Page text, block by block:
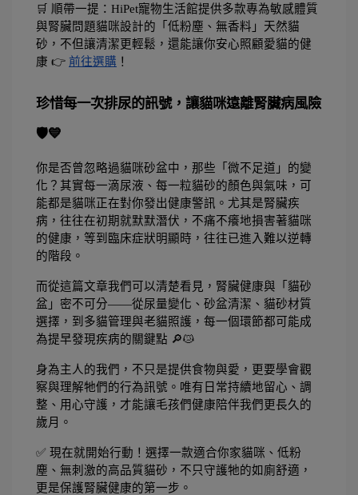
🛒 順帶一提：HiPet寵物生活館提供多款專為敏感體質
與腎臟問題貓咪設計的「低粉塵、無香料」天然貓
砂，不但讓清潔更輕鬆，還能讓你安心照顧愛貓的健
康 👉 前往選購 ！
珍惜每一次排尿的訊號，讓貓咪遠離腎臟病風險
🛡️💙
你是否曾忽略過貓咪砂盆中，那些「微不足道」的變
化？其實每一滴尿液、每一粒貓砂的顏色與氣味，可
能都是貓咪正在對你發出健康警訊。尤其是腎臟疾
病，往往在初期就默默潛伏，不痛不癢地損害著貓咪
的健康，等到臨床症狀明顯時，往往已進入難以逆轉
的階段。
而從這篇文章我們可以清楚看見，腎臟健康與「貓砂
盆」密不可分——從尿量變化、砂盆清潔、貓砂材質
選擇，到多貓管理與老貓照護，每一個環節都可能成
為提早發現疾病的關鍵點 🔎😿
身為主人的我們，不只是提供食物與愛，更要學會觀
察與理解牠們的行為訊號。唯有日常持續地留心、調
整、用心守護，才能讓毛孩們健康陪伴我們更長久的
歲月。
✅ 現在就開始行動！選擇一款適合你家貓咪、低粉
塵、無刺激的高品質貓砂，不只守護牠的如廁舒適，
更是保護腎臟健康的第一步。